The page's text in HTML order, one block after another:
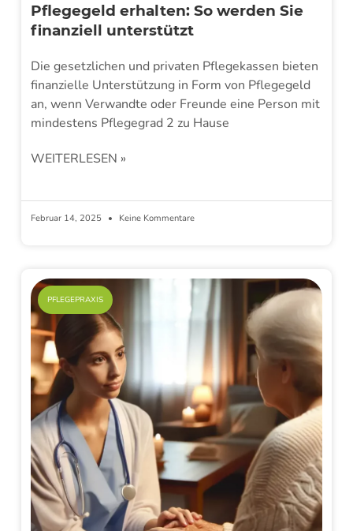
Pflegegeld erhalten: So werden Sie
finanziell unterstützt
Die gesetzlichen und privaten Pflegekassen bieten
finanzielle Unterstützung in Form von Pflegegeld
an, wenn Verwandte oder Freunde eine Person mit
mindestens Pflegegrad 2 zu Hause
WEITERLESEN »
Februar 14, 2025 Keine Kommentare
PFLEGEPRAXIS